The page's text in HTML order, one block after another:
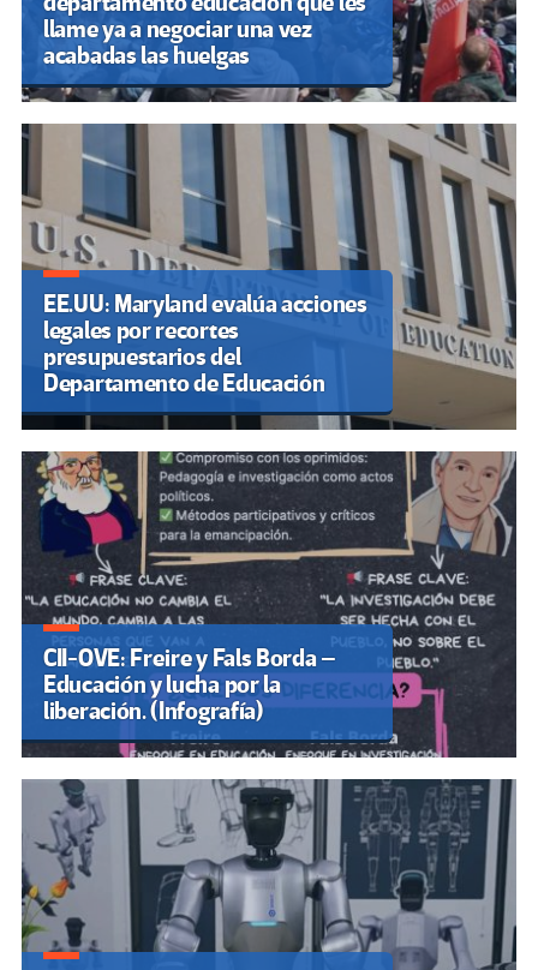
llame ya a negociar una vez
acabadas las huelgas
EE.UU: Maryland evalúa acciones
legales por recortes
presupuestarios del
Departamento de Educación
CII-OVE: Freire y Fals Borda –
Educación y lucha por la
liberación. (Infografía)